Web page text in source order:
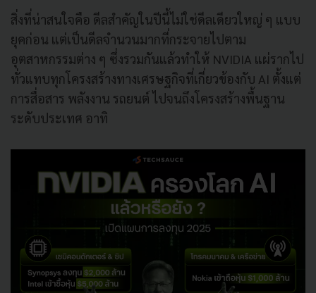
สิ่งที่น่าสนใจคือ ดีลสำคัญในปีนี้ไม่ใช่ดีลเดียวใหญ่ ๆ แบบ
ยุคก่อน แต่เป็นดีลจำนวนมากที่กระจายไปตาม
อุตสาหกรรมต่าง ๆ ซึ่งรวมกันแล้วทำให้ NVIDIA แผ่รากไป
ทั่วแทบทุกโครงสร้างทางเศรษฐกิจที่เกี่ยวข้องกับ AI ตั้งแต่
การสื่อสาร พลังงาน รถยนต์ ไปจนถึงโครงสร้างพื้นฐาน
ระดับประเทศ อาทิ